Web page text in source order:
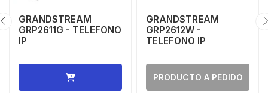
GRANDSTREAM
GRP2611G - TELEFONO
IP
GRANDSTREAM
GRP2612W -
TELEFONO IP
PRODUCTO A PEDIDO